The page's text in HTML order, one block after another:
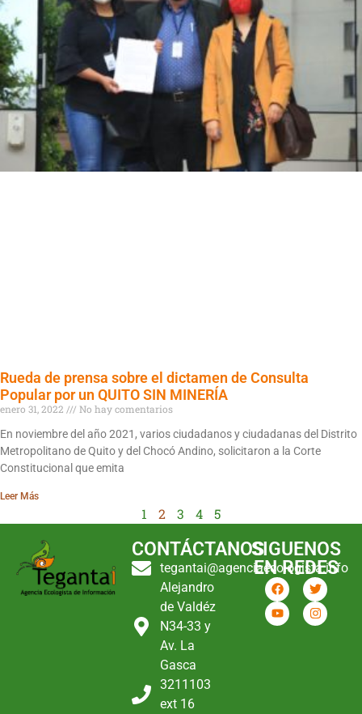
Rueda de prensa sobre el dictamen de Consulta
Popular por un QUITO SIN MINERÍA
enero 31, 2022
No hay comentarios
En noviembre del año 2021, varios ciudadanos y ciudadanas del Distrito
Metropolitano de Quito y del Chocó Andino, solicitaron a la Corte
Constitucional que emita
Leer Más
1 2 3 4 5
CONTÁCTANOS
tegantai@agenciaecologista.info
Alejandro
de Valdéz
N34-33 y
Av. La
Gasca
3211103
ext 16
SIGUENOS
EN REDES